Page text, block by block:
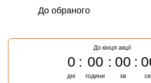
До обраного
До кінця акції
0
дні
00
години
00
хв